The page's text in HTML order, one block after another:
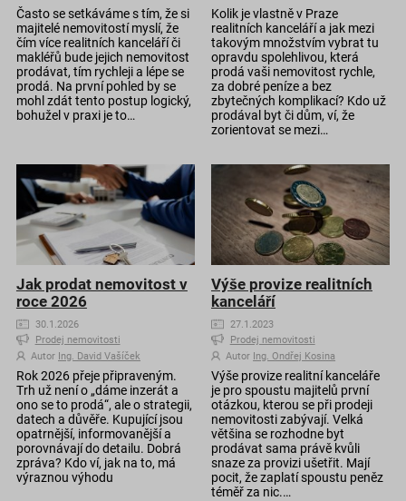
Často se setkáváme s tím, že si
majitelé nemovitostí myslí, že
čím více realitních kanceláří či
makléřů bude jejich nemovitost
prodávat, tím rychleji a lépe se
prodá. Na první pohled by se
mohl zdát tento postup logický,
bohužel v praxi je to…
Kolik je vlastně v Praze
realitních kanceláří a jak mezi
takovým množstvím vybrat tu
opravdu spolehlivou, která
prodá vaši nemovitost rychle,
za dobré peníze a bez
zbytečných komplikací? Kdo už
prodával byt či dům, ví, že
zorientovat se mezi…
Jak prodat nemovitost v
roce 2026
30.1.2026
Prodej nemovitosti
Autor Ing. David Vašíček
Rok 2026 přeje připraveným.
Trh už není o „dáme inzerát a
ono se to prodá“, ale o strategii,
datech a důvěře. Kupující jsou
opatrnější, informovanější a
porovnávají do detailu. Dobrá
zpráva? Kdo ví, jak na to, má
výraznou výhodu
Výše provize realitních
kanceláří
27.1.2023
Prodej nemovitosti
Autor Ing. Ondřej Kosina
Výše provize realitní kanceláře
je pro spoustu majitelů první
otázkou, kterou se při prodeji
nemovitosti zabývají. Velká
většina se rozhodne byt
prodávat sama právě kvůli
snaze za provizi ušetřit. Mají
pocit, že zaplatí spoustu peněz
téměř za nic.…